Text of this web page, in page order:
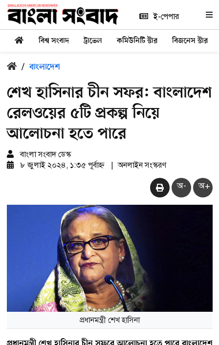
ই-পেপার
বিশ্ব সংবাদ ট্রাভেল কমিউনিটি স্টার বিজনেস স্টার
/ বাংলাদেশ
শেখ হাসিনার চীন সফর: বাংলাদেশ
রেলওয়ের ৫টি প্রকল্প নিয়ে
আলোচনা হতে পারে
বাংলা সংবাদ ডেস্ক
৮ জুলাই ২০২৪, ১:৩৫ পূর্বাহ্ন
অনলাইন সংস্করণ
অ- অ+
প্রধানমন্ত্রী শেখ হাসিনা